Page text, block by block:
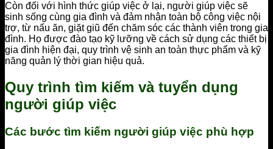
Còn đối với hình thức giúp việc ở lại, người giúp việc sẽ
sinh sống cùng gia đình và đảm nhận toàn bộ công việc nội
trợ, từ nấu ăn, giặt giũ đến chăm sóc các thành viên trong gia
đình. Họ được đào tạo kỹ lưỡng về cách sử dụng các thiết bị
gia đình hiện đại, quy trình vệ sinh an toàn thực phẩm và kỹ
năng quản lý thời gian hiệu quả.
Quy trình tìm kiếm và tuyển dụng
người giúp việc
Các bước tìm kiếm người giúp việc phù hợp